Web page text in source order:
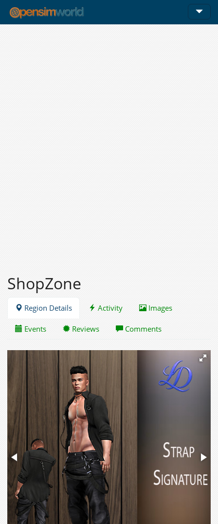
ShopZone
Region Details Activity Images
Events Reviews Comments